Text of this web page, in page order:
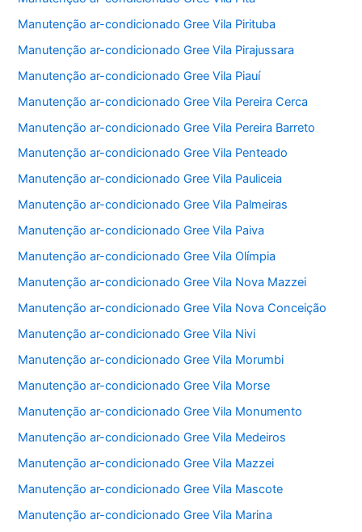
Manutenção ar-condicionado Gree Vila Pirituba
Manutenção ar-condicionado Gree Vila Pirajussara
Manutenção ar-condicionado Gree Vila Piauí
Manutenção ar-condicionado Gree Vila Pereira Cerca
Manutenção ar-condicionado Gree Vila Pereira Barreto
Manutenção ar-condicionado Gree Vila Penteado
Manutenção ar-condicionado Gree Vila Pauliceia
Manutenção ar-condicionado Gree Vila Palmeiras
Manutenção ar-condicionado Gree Vila Paiva
Manutenção ar-condicionado Gree Vila Olímpia
Manutenção ar-condicionado Gree Vila Nova Mazzei
Manutenção ar-condicionado Gree Vila Nova Conceição
Manutenção ar-condicionado Gree Vila Nivi
Manutenção ar-condicionado Gree Vila Morumbi
Manutenção ar-condicionado Gree Vila Morse
Manutenção ar-condicionado Gree Vila Monumento
Manutenção ar-condicionado Gree Vila Medeiros
Manutenção ar-condicionado Gree Vila Mazzei
Manutenção ar-condicionado Gree Vila Mascote
Manutenção ar-condicionado Gree Vila Marina